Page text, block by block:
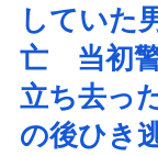
していた
亡 当初
立ち去っ
の後ひき